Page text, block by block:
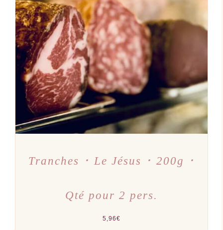
AJOUTER AU PANIER
/
DÉTAILS
Tranches ･ Le Jésus ･ 200g ･
Qté pour 2 pers.
5,96€